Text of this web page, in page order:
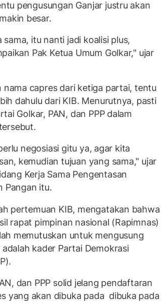
pengusungan Ganjar justru akan
besar.
itu nanti jadi koalisi plus,
Pak Ketua Umum Golkar," ujar
nama capres dari ketiga partai, tentu
dahulu dari KIB. Menurutnya, pasti
Golkar, PAN, dan PPP dalam
negosiasi gitu ya, agar kita
kemudian tujuan yang sama," ujar
Kerja Sama Pengentasan
Pangan itu.
pertemuan KIB, mengatakan bahwa
rapat pimpinan nasional (Rapimnas)
memutuskan untuk mengusung
kader Partai Demokrasi
dan PPP solid jelang pendaftaran
yang akan dibuka pada dibuka pada